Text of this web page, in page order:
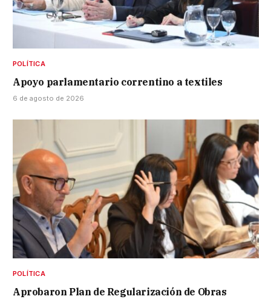
POLÍTICA
Apoyo parlamentario correntino a textiles
6 de agosto de 2026
POLÍTICA
Aprobaron Plan de Regularización de Obras